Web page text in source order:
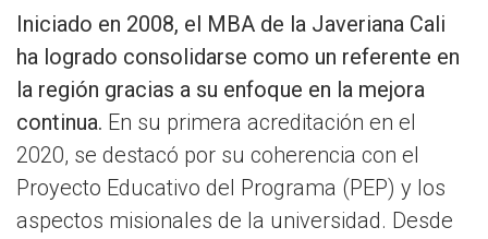
Iniciado en 2008, el MBA de la Javeriana Cali
ha logrado consolidarse como un referente en
la región gracias a su enfoque en la mejora
continua. En su primera acreditación en el
2020, se destacó por su coherencia con el
Proyecto Educativo del Programa (PEP) y los
aspectos misionales de la universidad. Desde